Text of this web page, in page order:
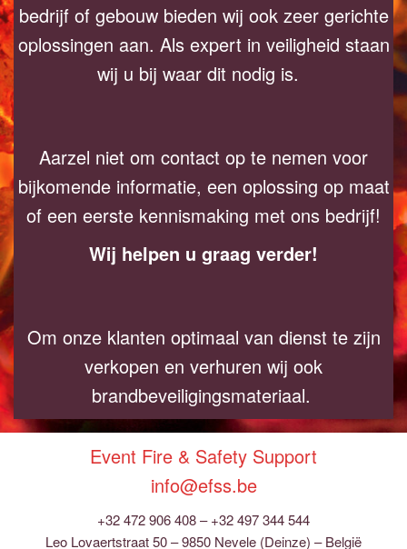
bedrijf of gebouw bieden wij ook zeer gerichte
oplossingen aan. Als expert in veiligheid staan
wij u bij waar dit nodig is.
Aarzel niet om contact op te nemen voor
bijkomende informatie, een oplossing op maat
of een eerste kennismaking met ons bedrijf!
Wij helpen u graag verder!
Om onze klanten optimaal van dienst te zijn
verkopen en verhuren wij ook
brandbeveiligingsmateriaal.
Event Fire & Safety Support
info@efss.be
+32 472 906 408 – +32 497 344 544
Leo Lovaertstraat 50 – 9850 Nevele (Deinze) – België